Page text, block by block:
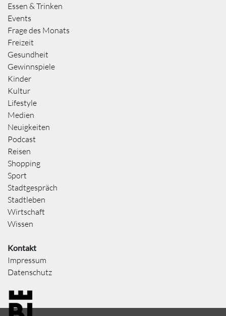
Essen & Trinken
Events
Frage des Monats
Freizeit
Gesundheit
Gewinnspiele
Kinder
Kultur
Lifestyle
Medien
Neuigkeiten
Podcast
Reisen
Shopping
Sport
Stadtgespräch
Stadtleben
Wirtschaft
Wissen
Kontakt
Impressum
Datenschutz